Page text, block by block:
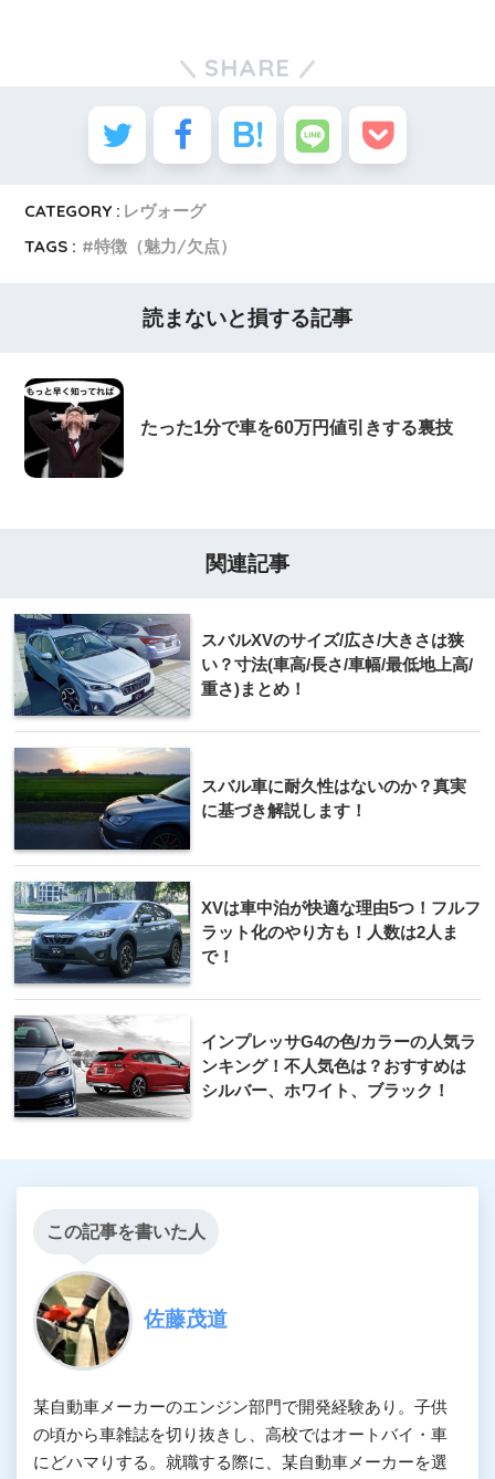
SHARE
CATEGORY : レヴォーグ
TAGS :
特徴（魅力/欠点）
読まないと損する記事
たった1分で車を60万円値引きする裏技
関連記事
スバルXVのサイズ/広さ/大きさは狭
い？寸法(車高/長さ/車幅/最低地上高/
重さ)まとめ！
スバル車に耐久性はないのか？真実
に基づき解説します！
XVは車中泊が快適な理由5つ！フルフ
ラット化のやり方も！人数は2人ま
で！
インプレッサG4の色/カラーの人気ラ
ンキング！不人気色は？おすすめは
シルバー、ホワイト、ブラック！
この記事を書いた人
佐藤茂道
某自動車メーカーのエンジン部門で開発経験あり。子供
の頃から車雑誌を切り抜きし、高校ではオートバイ・車
にどハマりする。就職する際に、某自動車メーカーを選